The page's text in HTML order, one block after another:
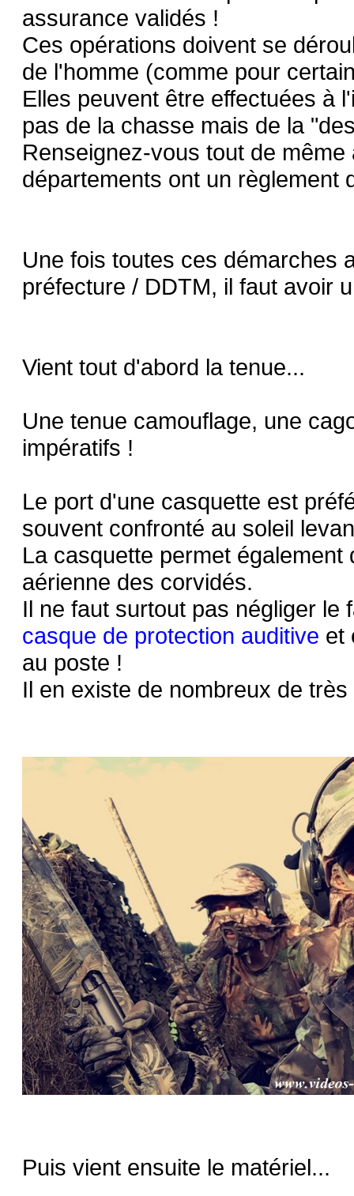
assurance validés !
Ces opérations doivent se
de l'homme (comme pour
Elles peuvent être effectuées à
pas de la chasse mais de la
Renseignez-vous tout de
départements ont un règlement
Une fois toutes ces démarches
préfecture / DDTM, il faut avoir
Vient tout d'abord la tenue...
Une tenue camouflage, une
impératifs !
Le port d'une casquette est
souvent confronté au soleil
La casquette permet
aérienne des corvidés.
Il ne faut surtout pas négliger le
casque de protection auditive et
au poste !
Il en existe de nombreux de
Puis vient ensuite le matériel...